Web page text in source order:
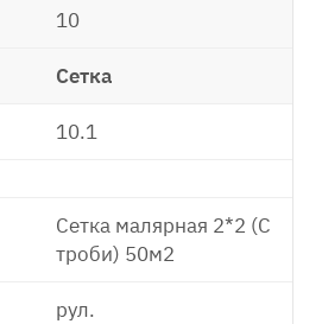
10
Сетка
10.1
Сетка малярная 2*2 (С
троби) 50м2
рул.